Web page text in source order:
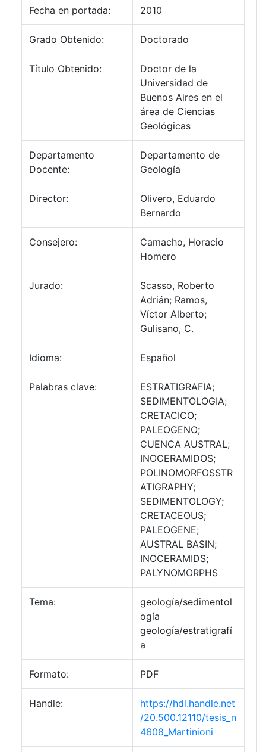
Fecha en portada: 2010
Grado Obtenido: Doctorado
Título Obtenido:
Doctor de la
Universidad de
Buenos Aires en el
área de Ciencias
Geológicas
Departamento
Docente:
Departamento de
Geología
Director:
Olivero, Eduardo
Bernardo
Consejero:
Camacho, Horacio
Homero
Jurado:
Scasso, Roberto
Adrián; Ramos,
Víctor Alberto;
Gulisano, C.
Idioma: Español
Palabras clave:
ESTRATIGRAFIA;
SEDIMENTOLOGIA;
CRETACICO;
PALEOGENO;
CUENCA AUSTRAL;
INOCERAMIDOS;
POLINOMORFOSSTR
ATIGRAPHY;
SEDIMENTOLOGY;
CRETACEOUS;
PALEOGENE;
AUSTRAL BASIN;
INOCERAMIDS;
PALYNOMORPHS
Tema:
geología/sedimentol
ogía
geología/estratigrafí
a
Formato: PDF
Handle:
https://hdl.handle.net
/20.500.12110/tesis_n
4608_Martinioni